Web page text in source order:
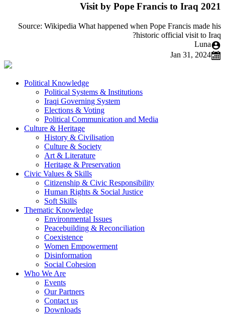
2021 Visit by Pope Francis to Iraq
Source: Wikipedia What happened when Pope Francis made his
historic official visit to Iraq?
Luna
Jan 31, 2024
Footer
Political Knowledge
Political Systems & Institutions
Iraqi Governing System
Elections & Voting
Political Communication and Media
Culture & Heritage
History & Civilisation
Culture & Society
Art & Literature
Heritage & Preservation
Civic Values & Skills
Citizenship & Civic Responsibility
Human Rights & Social Justice
Soft Skills
Thematic Knowledge
Environmental Issues
Peacebuilding & Reconciliation
Coexistence
Women Empowerment
Disinformation
Social Cohesion
Who We Are
Events
Our Partners
Contact us
Downloads